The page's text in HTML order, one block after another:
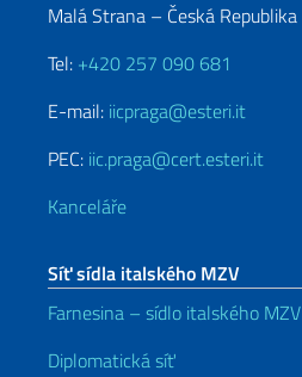
Malá Strana – Česká Republika
Tel: +420 257 090 681
E-mail: iicpraga@esteri.it
PEC: iic.praga@cert.esteri.it
Kanceláře
Síť sídla italského MZV
Farnesina – sídlo italského MZV
Diplomatická síť